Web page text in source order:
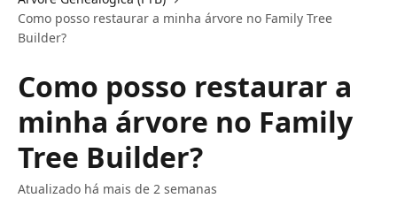
Como posso restaurar a minha árvore no Family Tree
Builder?
Como posso restaurar a
minha árvore no Family
Tree Builder?
Atualizado há mais de 2 semanas